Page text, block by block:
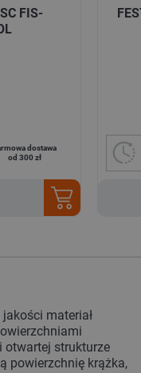
FIS-
dostawa
od 300 zł
materiał
otwartej strukturze
powierzchnię krążka,